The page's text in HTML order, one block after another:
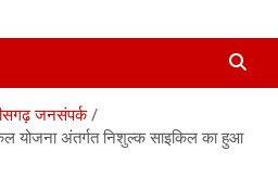
जनसंपर्क
योजना अंतर्गत निशुल्क साइकिल का हुआ